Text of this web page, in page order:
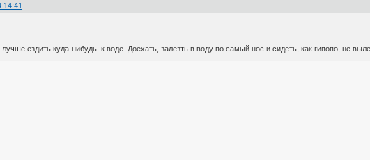
14:41
ездить куда-нибудь к воде. Доехать, залезть в воду по самый нос и сидеть, как гипопо, не